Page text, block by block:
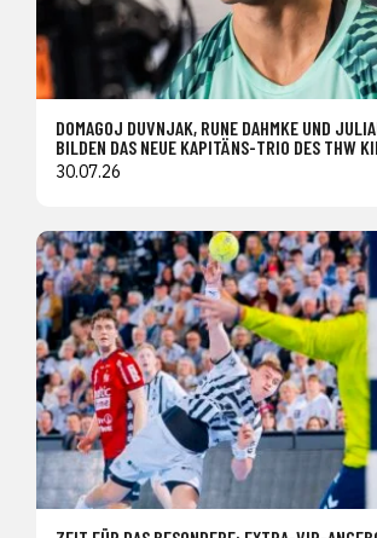
DOMAGOJ DUVNJAK, RUNE DAHMKE UND
BILDEN DAS NEUE KAPITÄNS-TRIO DES THW
30.07.26